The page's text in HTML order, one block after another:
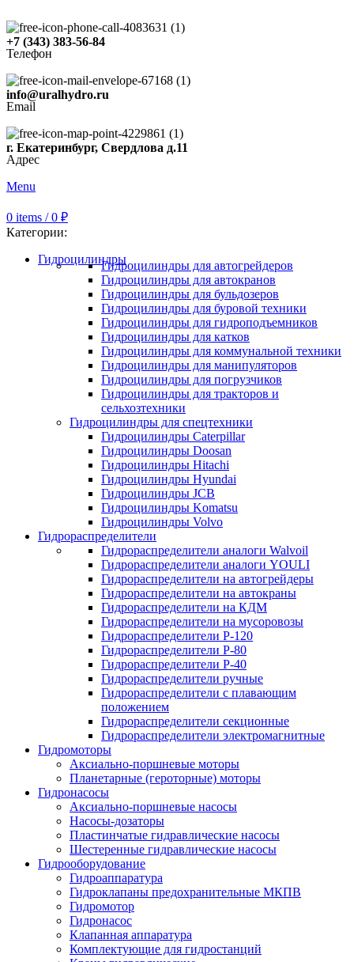
+7 (343) 383-56-84
Телефон
info@uralhydro.ru
Email
г. Екатеринбург, Свердлова д.11
Адрес
Menu
0 items / 0 ₽
Категории:
ГидроцилиндрыГидроцилиндры для автогрейдеров
Гидроцилиндры для автокранов
Гидроцилиндры для бульдозеров
Гидроцилиндры для буровой техники
Гидроцилиндры для гидроподъемников
Гидроцилиндры для катков
Гидроцилиндры для коммунальной техники
Гидроцилиндры для манипуляторов
Гидроцилиндры для погрузчиков
Гидроцилиндры для тракторов и
сельхозтехники
Гидроцилиндры для спецтехники
Гидроцилиндры Caterpillar
Гидроцилиндры Doosan
Гидроцилиндры Hitachi
Гидроцилиндры Hyundai
Гидроцилиндры JCB
Гидроцилиндры Komatsu
Гидроцилиндры Volvo
Гидрораспределители
Гидрораспределители аналоги Walvoil
Гидрораспределители аналоги YOULI
Гидрораспределители на автогрейдеры
Гидрораспределители на автокраны
Гидрораспределители на КДМ
Гидрораспределители на мусоровозы
Гидрораспределители Р-120
Гидрораспределители Р-80
Гидрораспределители Р-40
Гидрораспределители ручные
Гидрораспределители с плавающим
положением
Гидрораспределители секционные
Гидрораспределители электромагнитные
Гидромоторы
Аксиально-поршневые моторы
Планетарные (героторные) моторы
Гидронасосы
Аксиально-поршневые насосы
Насосы-дозаторы
Пластинчатые гидравлические насосы
Шестеренные гидравлические насосы
Гидрооборудование
Гидроаппаратура
Гидроклапаны предохранительные МКПВ
Гидромотор
Гидронасос
Клапанная аппаратура
Комплектующие для гидростанций